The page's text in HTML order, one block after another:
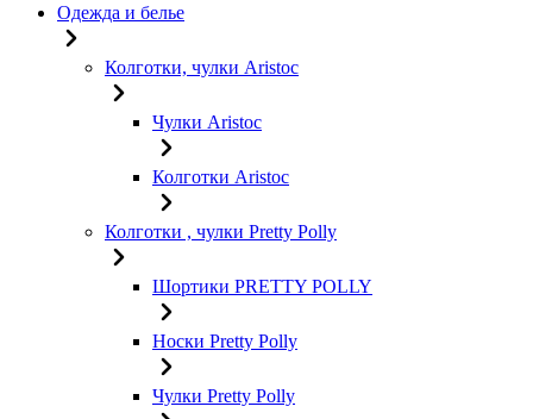
Одежда и белье
Колготки, чулки Aristoc
Чулки Aristoc
Колготки Aristoc
Колготки , чулки Pretty Polly
Шортики PRETTY POLLY
Носки Pretty Polly
Чулки Pretty Polly